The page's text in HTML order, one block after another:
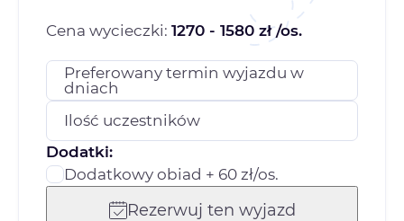
Cena wycieczki: 1270 - 1580 zł /os.
Preferowany termin wyjazdu w
dniach
Ilość uczestników
Dodatki:
Dodatkowy obiad + 60 zł/os.
Rezerwuj ten wyjazd